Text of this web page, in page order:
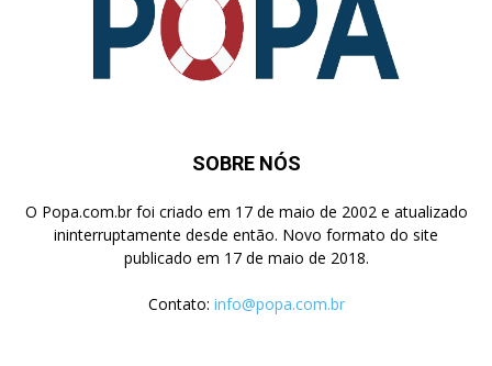
SOBRE NÓS
O Popa.com.br foi criado em 17 de maio de 2002 e atualizado
ininterruptamente desde então. Novo formato do site
publicado em 17 de maio de 2018.
Contato: info@popa.com.br